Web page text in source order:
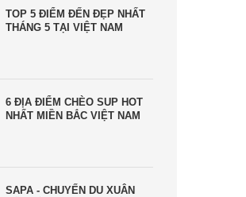
TOP 5 ĐIỂM ĐẾN ĐẸP NHẤT
THÁNG 5 TẠI VIỆT NAM
6 ĐỊA ĐIỂM CHÈO SUP HOT
NHẤT MIỀN BẮC VIỆT NAM
SAPA - CHUYẾN DU XUÂN